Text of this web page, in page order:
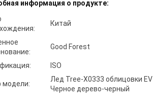
информация о продукте:
Китай
Good Forest
ISO
модели:
Лед Tree-X0333 облицовки EV
Черное дерево-черный